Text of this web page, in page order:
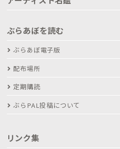
ぶらあぼを読む
ぶらあぼ電子版
配布場所
定期購読
ぶらPAL投稿について
リンク集